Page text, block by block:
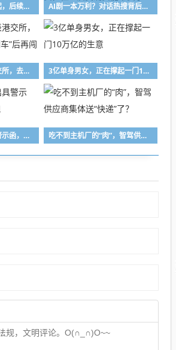
香港保险收益征税风起，后续影响几何？分析师最新研判 AI剧一本万利？对话热搜背后的团队：“4个人赚几千万”不实，但AI演员确实能带货了
百利天恒四度递表港交所，去年IPO临门一脚“刹车”后再闯关 3亿单身男女，正在撑起一门10万亿的生意
长兴万乘私募被出具警示函，涉投资运作违规 吃不到主机厂的“肉”，智驾供应商集体送“快递”了？